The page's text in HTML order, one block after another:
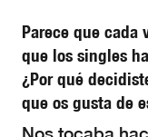
Parece que cada
que los singles
¿Por qué
que os gusta de